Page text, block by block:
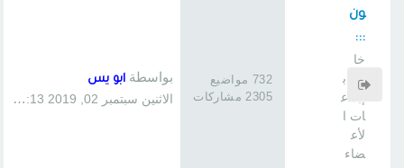
ون
:::
خا
ص ب
إبداع
ات ا
لأع
ضاء
732 مواضيع
2305 مشاركات
بواسطة ابو يس
الاثنين سبتمبر 02, 2019 1:13 pm